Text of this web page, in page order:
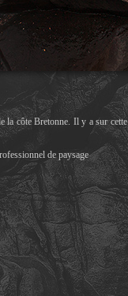
la côte Bretonne. Il y a sur cette
de paysage